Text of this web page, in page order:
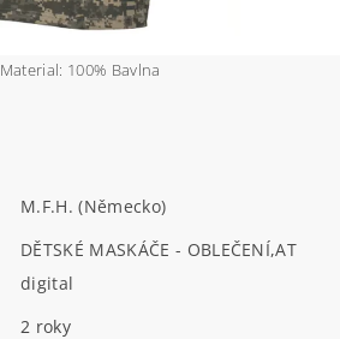
Dětské maskáčové tričko Material: 100% Bavlna
M.F.H. (Německo)
DĚTSKÉ MASKÁČE - OBLEČENÍ,AT
digital
2 roky